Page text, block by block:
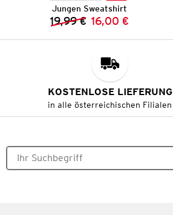
Jungen Sweatshirt
Vorheriger Preis:
19,99 € Neuer Preis:
16,00 €
KOSTENLOSE LIEFERUNG
in alle österreichischen Filialen